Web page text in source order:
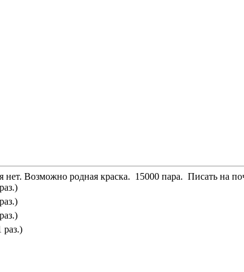
нет. Возможно родная краска. 15000 пара. Писать на
раз.)